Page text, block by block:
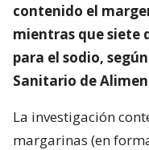
contenido el
mientras que siete
para el sodio,
Sanitario de
La investigación
margarinas (en